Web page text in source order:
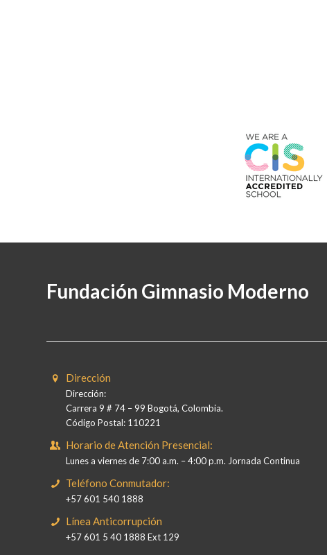
Fundación Gimnasio Moderno
Dirección
Dirección:
Carrera 9 # 74 – 99 Bogotá, Colombia.
Código Postal: 110221
Horario de Atención Presencial:
Lunes a viernes de 7:00 a.m. – 4:00 p.m. Jornada Continua
Teléfono Conmutador:
+57 601 540 1888
Línea Anticorrupción
+57 601 5 40 1888 Ext 129